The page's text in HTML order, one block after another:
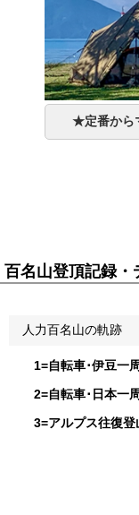
★定番から
百名山登頂記録・
人力百名山の軌跡
1=自転車･伊豆一周
2=自転車･日本一周
3=アルプス往復登